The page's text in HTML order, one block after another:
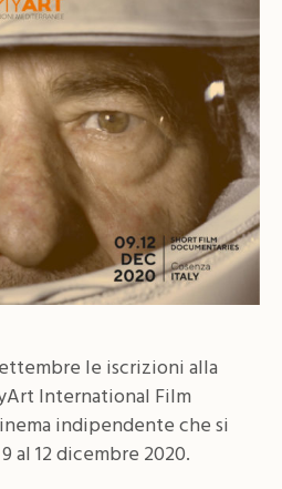
le iscrizioni alla
International Film
indipendente che si
al 12 dicembre 2020.